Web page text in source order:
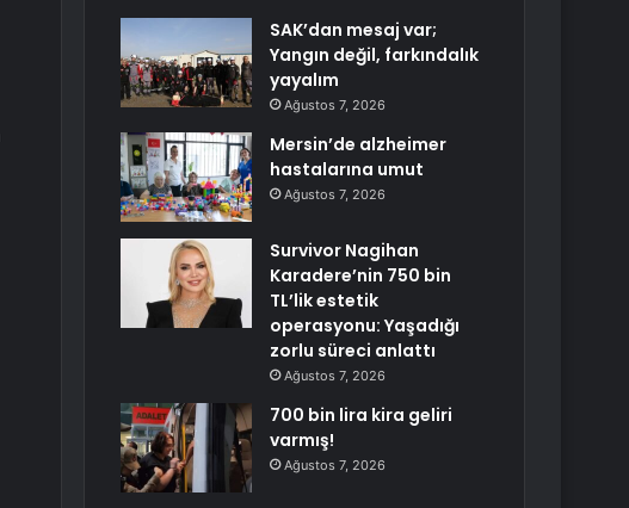
SAK’dan mesaj var;
Yangın değil, farkındalık
yayalım
Ağustos 7, 2026
Mersin’de alzheimer
hastalarına umut
Ağustos 7, 2026
Survivor Nagihan
Karadere’nin 750 bin
TL’lik estetik
operasyonu: Yaşadığı
zorlu süreci anlattı
Ağustos 7, 2026
700 bin lira kira geliri
varmış!
Ağustos 7, 2026